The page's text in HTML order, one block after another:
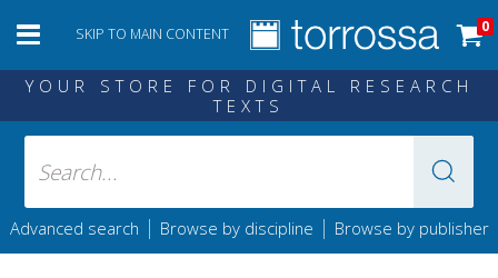
SKIP TO MAIN CONTENT 0
YOUR STORE FOR DIGITAL RESEARCH
TEXTS
Advanced search | Browse by discipline | Browse by publisher